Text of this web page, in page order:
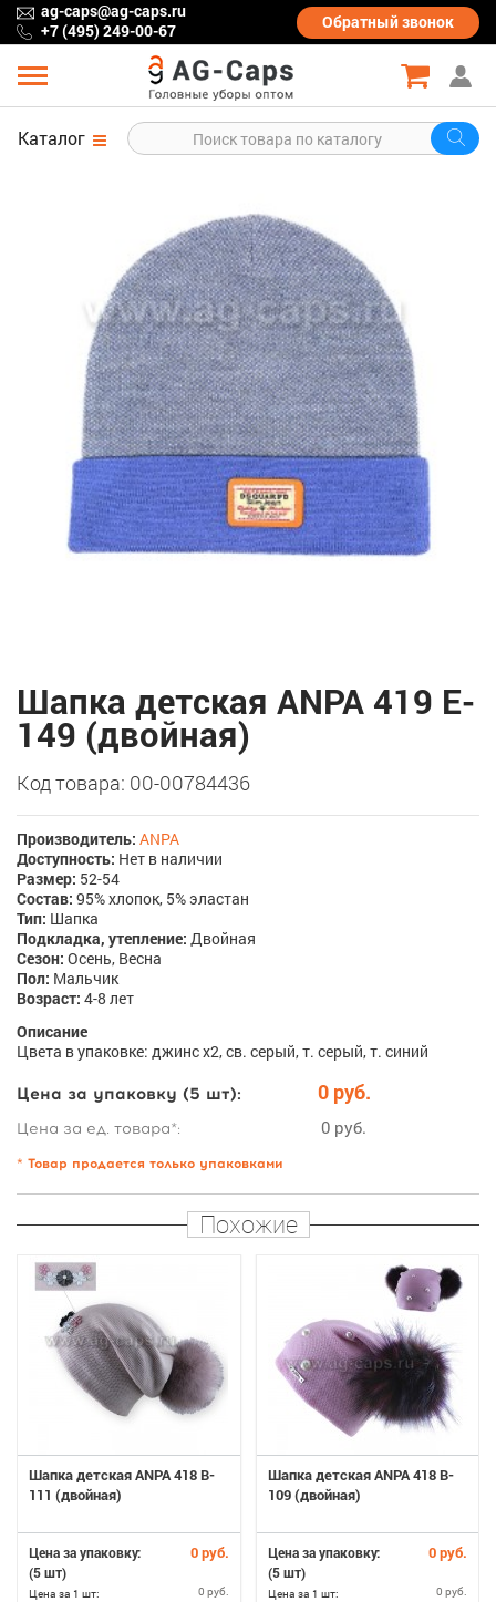
ag-caps@ag-caps.ru
+7 (495) 249-00-67
Обратныйзвонок
Каталог
Шапка детская ANPA 419 E-
149 (двойная)
Код товара: 00-00784436
Производитель: ANPA
Доступность: Нет в наличии
Размер: 52-54
Состав: 95% хлопок, 5% эластан
Тип: Шапка
Подкладка, утепление: Двойная
Сезон: Осень, Весна
Пол: Мальчик
Возраст: 4-8 лет
Описание
Цвета в упаковке: джинс х2, св. серый, т. серый, т. синий
Цена за упаковку (5 шт): 0 руб.
Цена за ед. товара*: 0 руб.
* Товар продается только упаковками
Похожие
Шапка детская ANPA 418 B-
111 (двойная)
Цена за упаковку: 0 руб.
(5 шт)
Цена за 1 шт: 0 руб.
Шапка детская ANPA 418 B-
109 (двойная)
Цена за упаковку: 0 руб.
(5 шт)
Цена за 1 шт: 0 руб.